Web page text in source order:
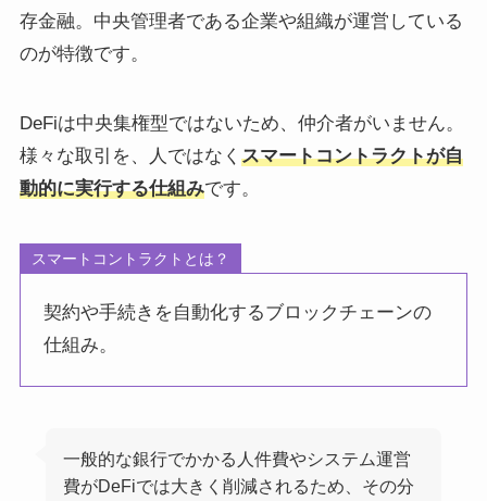
存金融。中央管理者である企業や組織が運営している
のが特徴です。
DeFiは中央集権型ではないため、仲介者がいません。
様々な取引を、人ではなく スマートコントラクトが自
動的に実行する仕組みです。
スマートコントラクトとは？
契約や手続きを自動化するブロックチェーンの
仕組み。
一般的な銀行でかかる人件費やシステム運営
費がDeFiでは大きく削減されるため、その分